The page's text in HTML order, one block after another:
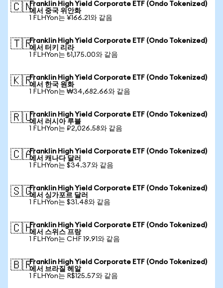
🇨🇳Franklin High Yield Corporate ETF (Ondo Tokenized)
에서 중국 위안화
1 FLHYon는 ¥166.21와 같음
🇹🇷Franklin High Yield Corporate ETF (Ondo Tokenized)
에서 터키 리라
1 FLHYon는 ₺1,175.00와 같음
🇰🇷Franklin High Yield Corporate ETF (Ondo Tokenized)
에서 한국 원화
1 FLHYon는 ₩34,682.66와 같음
🇷🇺Franklin High Yield Corporate ETF (Ondo Tokenized)
에서 러시아 루블
1 FLHYon는 ₽2,026.58와 같음
🇨🇦Franklin High Yield Corporate ETF (Ondo Tokenized)
에서 캐나다 달러
1 FLHYon는 $34.37와 같음
🇸🇬Franklin High Yield Corporate ETF (Ondo Tokenized)
에서 싱가포르 달러
1 FLHYon는 $31.48와 같음
🇨🇭Franklin High Yield Corporate ETF (Ondo Tokenized)
에서 스위스 프랑
1 FLHYon는 CHF 19.91와 같음
🇧🇷Franklin High Yield Corporate ETF (Ondo Tokenized)
에서 브라질 헤알
1 FLHYon는 R$125.57와 같음